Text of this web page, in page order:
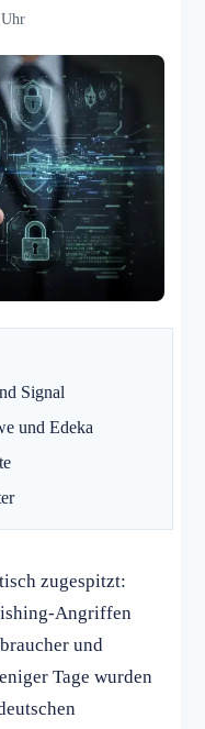
Signal
und Edeka
zugespitzt:
Angriffen
und
Tage wurden